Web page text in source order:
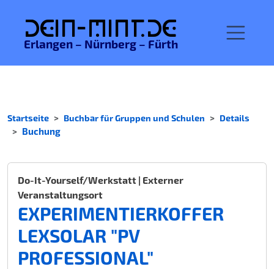
Dein-MINT.de
Erlangen – Nürnberg – Fürth
Startseite Buchbar für Gruppen und Schulen
Details
Buchung
Do-It-Yourself/Werkstatt | Externer
Veranstaltungsort
EXPERIMENTIERKOFFER
LEXSOLAR "PV
PROFESSIONAL"